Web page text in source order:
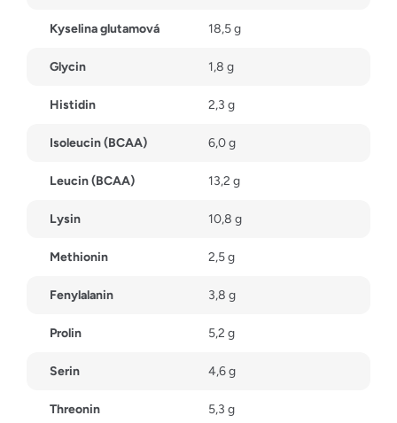
Kyselina glutamová 18,5 g
Glycin 1,8 g
Histidin 2,3 g
Isoleucin (BCAA) 6,0 g
Leucin (BCAA) 13,2 g
Lysin 10,8 g
Methionin 2,5 g
Fenylalanin 3,8 g
Prolin 5,2 g
Serin 4,6 g
Threonin 5,3 g